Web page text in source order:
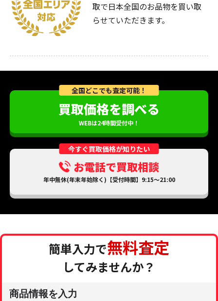
取で日本全国のお品物を買い取
らせていただきます。
全国どこでも査定可能！
買取価格を調べる
WEBは24時間受付中！
今すぐ買取価格が知りたい
お電話で買取相談
年中無休(年末年始除く)【受付時間】9:15～21:00
簡単入力で無料査定
してみませんか？